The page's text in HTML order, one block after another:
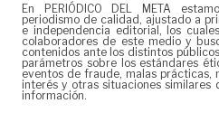
En PERIÓDICO DEL META
periodismo de calidad, ajustado a
e independencia editorial, los
colaboradores de este medio y
contenidos ante los distintos
parámetros sobre los estándares
eventos de fraude, malas prácticas,
interés y otras situaciones
información.